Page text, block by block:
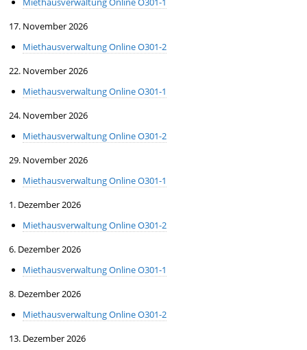
17. November 2026
Miethausverwaltung Online O301-2
22. November 2026
Miethausverwaltung Online O301-1
24. November 2026
Miethausverwaltung Online O301-2
29. November 2026
Miethausverwaltung Online O301-1
1. Dezember 2026
Miethausverwaltung Online O301-2
6. Dezember 2026
Miethausverwaltung Online O301-1
8. Dezember 2026
Miethausverwaltung Online O301-2
13. Dezember 2026